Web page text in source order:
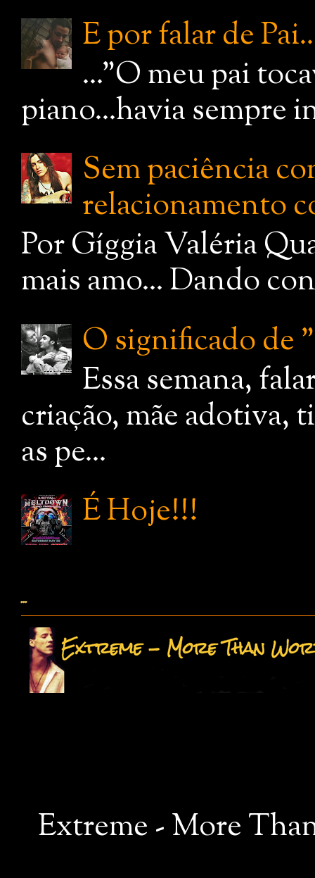
E por falar de
..."O meu pai
piano...havia sempre
Sem paciência
relacionamento
Por Gíggia Valéria
mais amo... Dando
O significado de
Essa semana,
criação, mãe adotiva,
as pe...
É Hoje!!!
...
Extreme - More